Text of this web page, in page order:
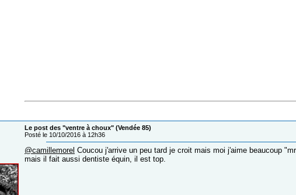
Le post des "ventre à choux" (Vendée 85)
Posté le 10/10/2016 à 12h36
@camillemorel Coucou j'arrive un peu tard je croit mais moi j'aime beaucoup
mais il fait aussi dentiste équin, il est top.